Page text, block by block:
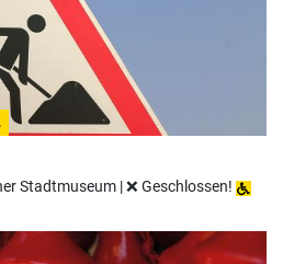
Stadtmuseum | ❌ Geschlossen!